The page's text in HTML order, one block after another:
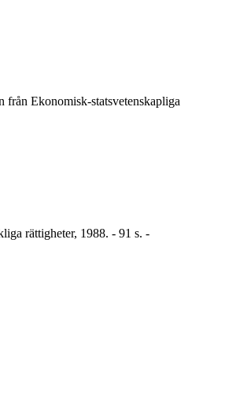
Ekonomisk-statsvetenskapliga
rättigheter, 1988. - 91 s. -